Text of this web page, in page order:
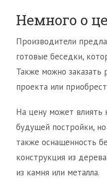
Немного о
Производители
готовые беседки,
Также можно заказать
проекта или
На цену может влиять
будущей постройки,
также оснащенность
конструкция из
из камня или металла.